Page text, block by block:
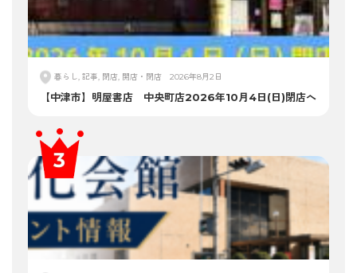
暮らし, 記事, 閉店, 開店・閉店 2026年8月2日
【中津市】明屋書店 中央町店2026年10月4日(日)閉店へ